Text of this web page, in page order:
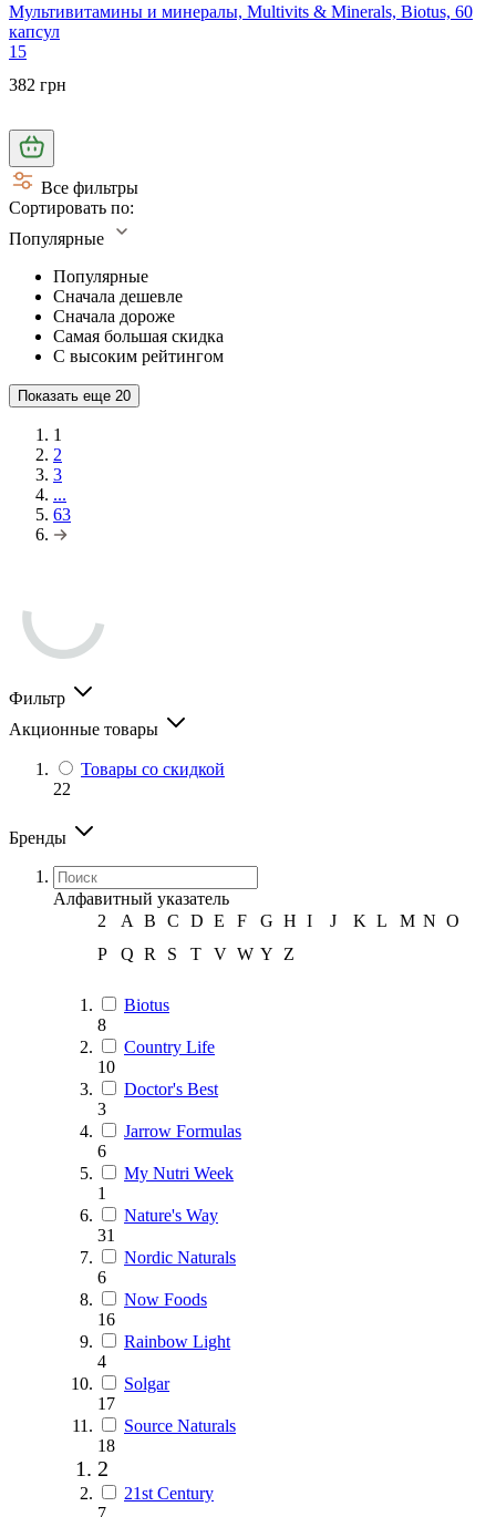
Мультивитамины и минералы, Multivits & Minerals, Biotus, 60
капсул
15
382 грн
Все фильтры
Сортировать по:
Популярные
Популярные
Сначала дешевле
Сначала дороже
Самая большая скидка
С высоким рейтингом
Показать еще 20
1
2
3
...
63
Фильтр
Акционные товары
Товары со скидкой
22
Бренды
Алфавитный указатель
2
A B C D E F G H I J K L M N O
P
Q R S T V W Y Z
Biotus
8
Country Life
10
Doctor's Best
3
Jarrow Formulas
6
My Nutri Week
1
Nature's Way
31
Nordic Naturals
6
Now Foods
16
Rainbow Light
4
Solgar
17
Source Naturals
18
2
21st Century
7